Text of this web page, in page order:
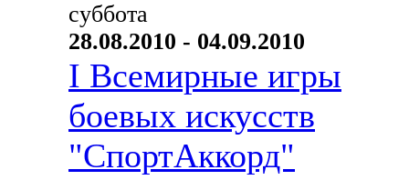
суббота
28.08.2010 - 04.09.2010
I Всемирные игры
боевых искусств
"СпортАккорд"